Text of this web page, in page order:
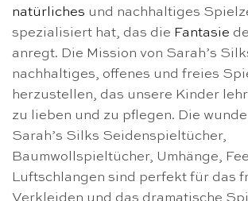
natürliches und nachhaltiges
spezialisiert hat, das die Fantasie
anregt. Die Mission von Sarah’s
nachhaltiges, offenes und freies
herzustellen, das unsere Kinder
zu lieben und zu pflegen. Die
Sarah’s Silks Seidenspieltücher,
Baumwollspieltücher, Umhänge,
Luftschlangen sind perfekt für das